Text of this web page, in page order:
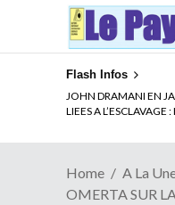
Flash Infos
JOHN DRAMANI EN
LIEES A
Home
A La
OMERTA SUR